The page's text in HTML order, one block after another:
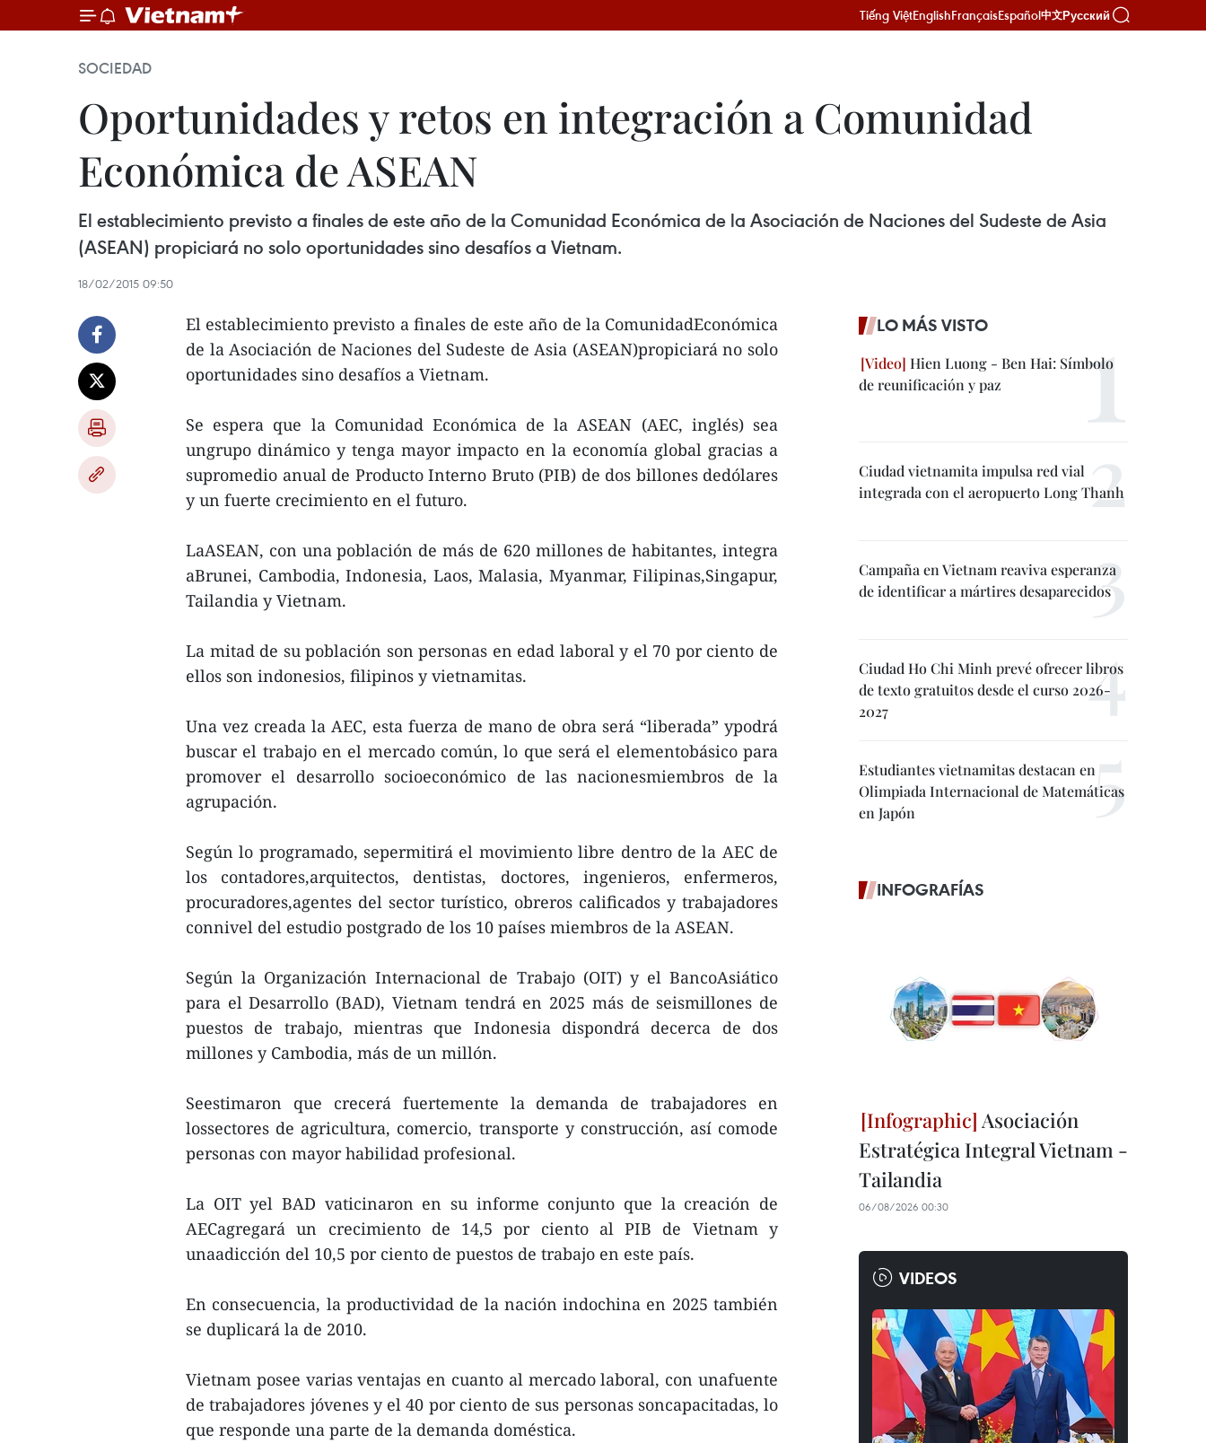
Tiếng ViệtEnglishFrançaisEspañol中文Русский
SOCIEDAD
Oportunidades y retos en integración a Comunidad
Económica de ASEAN
El establecimiento previsto a finales de este año de la Comunidad Económica de la Asociación de Naciones del Sudeste de Asia
(ASEAN) propiciará no solo oportunidades sino desafíos a Vietnam.
18/02/2015 09:50
El establecimiento previsto a finales de este año de la ComunidadEconómica
de la Asociación de Naciones del Sudeste de Asia (ASEAN)propiciará no solo
oportunidades sino desafíos a Vietnam.
Se espera que la Comunidad Económica de la ASEAN (AEC, inglés) sea
ungrupo dinámico y tenga mayor impacto en la economía global gracias a
supromedio anual de Producto Interno Bruto (PIB) de dos billones dedólares
y un fuerte crecimiento en el futuro.
LaASEAN, con una población de más de 620 millones de habitantes, integra
aBrunei, Cambodia, Indonesia, Laos, Malasia, Myanmar, Filipinas,Singapur,
Tailandia y Vietnam.
La mitad de su población son personas en edad laboral y el 70 por ciento de
ellos son indonesios, filipinos y vietnamitas.
Una vez creada la AEC, esta fuerza de mano de obra será “liberada” ypodrá
buscar el trabajo en el mercado común, lo que será el elementobásico para
promover el desarrollo socioeconómico de las nacionesmiembros de la
agrupación.
Según lo programado, sepermitirá el movimiento libre dentro de la AEC de
los contadores,arquitectos, dentistas, doctores, ingenieros, enfermeros,
procuradores,agentes del sector turístico, obreros calificados y trabajadores
connivel del estudio postgrado de los 10 países miembros de la ASEAN.
Según la Organización Internacional de Trabajo (OIT) y el BancoAsiático
para el Desarrollo (BAD), Vietnam tendrá en 2025 más de seismillones de
puestos de trabajo, mientras que Indonesia dispondrá decerca de dos
millones y Cambodia, más de un millón.
Seestimaron que crecerá fuertemente la demanda de trabajadores en
lossectores de agricultura, comercio, transporte y construcción, así comode
personas con mayor habilidad profesional.
La OIT yel BAD vaticinaron en su informe conjunto que la creación de
AECagregará un crecimiento de 14,5 por ciento al PIB de Vietnam y
unaadicción del 10,5 por ciento de puestos de trabajo en este país.
En consecuencia, la productividad de la nación indochina en 2025 también
se duplicará la de 2010.
Vietnam posee varias ventajas en cuanto al mercado laboral, con unafuente
de trabajadores jóvenes y el 40 por ciento de sus personas soncapacitadas, lo
que responde una parte de la demanda doméstica.
LO MÁS VISTO
Hien Luong - Ben Hai: Símbolo
de reunificación y paz
Ciudad vietnamita impulsa red vial
integrada con el aeropuerto Long Thanh
Campaña en Vietnam reaviva esperanza
de identificar a mártires desaparecidos
Ciudad Ho Chi Minh prevé ofrecer libros
de texto gratuitos desde el curso 2026-
2027
Estudiantes vietnamitas destacan en
Olimpiada Internacional de Matemáticas
en Japón
INFOGRAFÍAS
Asociación
Estratégica Integral Vietnam -
Tailandia
06/08/2026 00:30
VIDEOS